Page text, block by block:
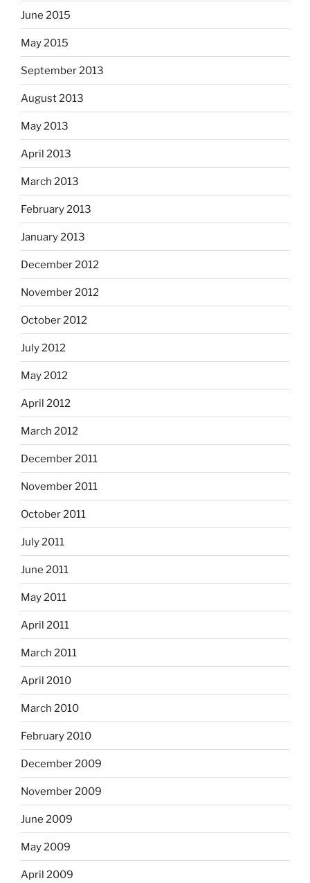
June 2015
May 2015
September 2013
August 2013
May 2013
April 2013
March 2013
February 2013
January 2013
December 2012
November 2012
October 2012
July 2012
May 2012
April 2012
March 2012
December 2011
November 2011
October 2011
July 2011
June 2011
May 2011
April 2011
March 2011
April 2010
March 2010
February 2010
December 2009
November 2009
June 2009
May 2009
April 2009